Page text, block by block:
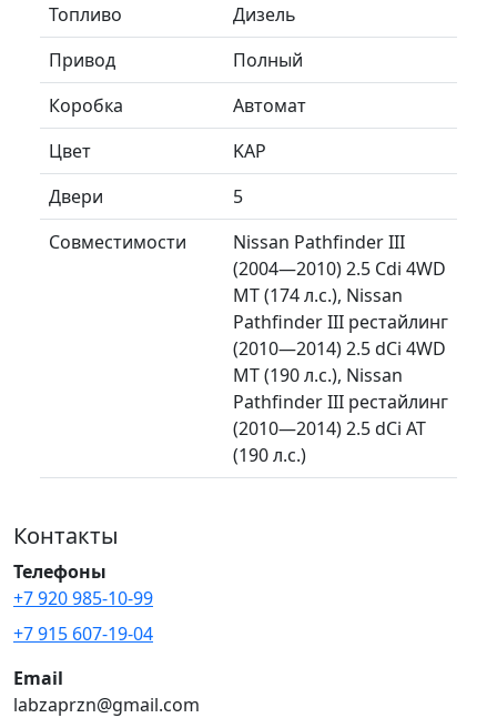
Топливо
Дизель
Привод
Полный
Коробка
Автомат
Цвет
KAP
Двери
5
Совместимости
Nissan Pathfinder III
(2004—2010) 2.5 Cdi 4WD
MT (174 л.с.), Nissan
Pathfinder III рестайлинг
(2010—2014) 2.5 dCi 4WD
MT (190 л.с.), Nissan
Pathfinder III рестайлинг
(2010—2014) 2.5 dCi AT
(190 л.с.)
Контакты
Телефоны
+7 920 985-10-99
+7 915 607-19-04
Email
labzaprzn@gmail.com